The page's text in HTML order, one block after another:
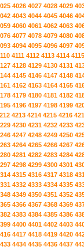
4026 4027 4028 4029
4043 4044 4045 4046
4060 4061 4062 4063
4077 4078 4079 4080
4094 4095 4096 4097
4111 4112 4113 4114 4115
4128 4129 4130 4131
4145 4146 4147 4148
4162 4163 4164 4165
4179 4180 4181 4182
4196 4197 4198 4199
4213 4214 4215 4216
4230 4231 4232 4233
4247 4248 4249 4250
4264 4265 4266 4267
4281 4282 4283 4284
4298 4299 4300 4301
4315 4316 4317 4318
4332 4333 4334 4335
4349 4350 4351 4352
4366 4367 4368 4369
4383 4384 4385 4386
4400 4401 4402 4403
4417 4418 4419 4420
4434 4435 4436 4437